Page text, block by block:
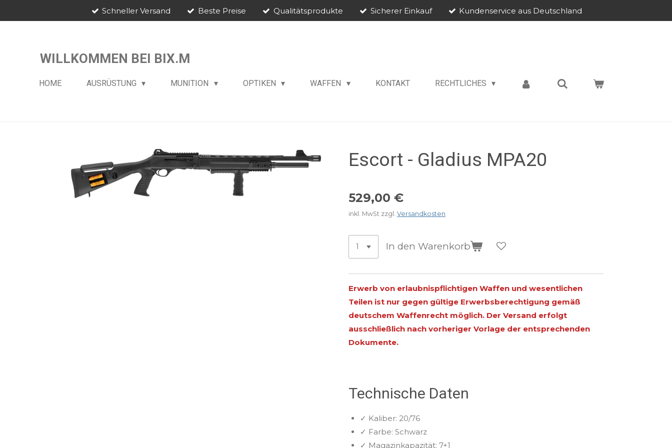
Schneller Versand Beste Preise Qualitätsprodukte Sicherer Einkauf Kundenservice aus Deutschland
WILLKOMMEN BEI BIX.M
HOME AUSRÜSTUNG MUNITION OPTIKEN WAFFEN KONTAKT RECHTLICHES
Escort - Gladius MPA20
529,00 €
inkl. MwSt zzgl. Versandkosten
In den Warenkorb
Erwerb von erlaubnispflichtigen Waffen und wesentlichen
Teilen ist nur gegen gültige Erwerbsberechtigung gemäß
deutschem Waffenrecht möglich. Der Versand erfolgt
ausschließlich nach vorheriger Vorlage der entsprechenden
Dokumente.
Technische Daten
✓ Kaliber: 20/76
✓ Farbe: Schwarz
✓ Magazinkapazität: 7+1